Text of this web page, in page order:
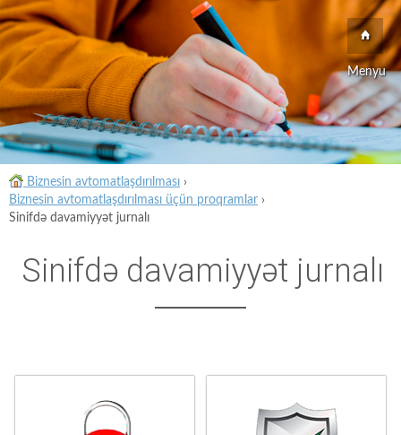
Menyu
Biznesin avtomatlaşdırılması ›
Biznesin avtomatlaşdırılması üçün proqramlar ›
Sinifdə davamiyyət jurnalı
Sinifdə davamiyyət jurnalı